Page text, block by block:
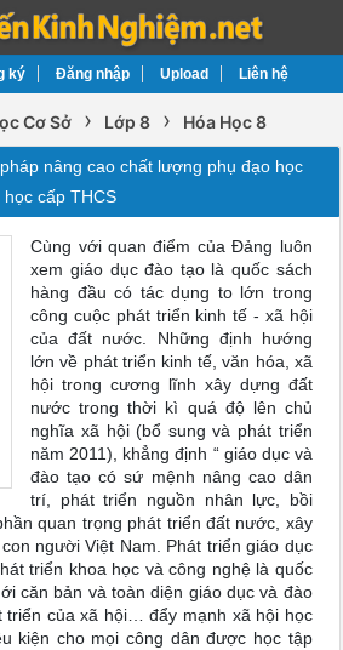
ký Đăng nhập Upload Liên hệ
Cơ Sở › Lớp 8 › Hóa Học 8
nâng cao chất lượng phụ đạo học
cấp THCS
Cùng với quan điểm của Đảng luôn
xem giáo dục đào tạo là quốc sách
hàng đầu có tác dụng to lớn trong
công cuộc phát triển kinh tế - xã hội
của đất nước. Những định hướng
lớn về phát triển kinh tế, văn hóa, xã
hội trong cương lĩnh xây dựng đất
nước trong thời kì quá độ lên chủ
nghĩa xã hội (bổ sung và phát triển
năm 2011), khẳng định “ giáo dục và
đào tạo có sứ mệnh nâng cao dân
trí, phát triển nguồn nhân lực, bồi
quan trọng phát triển đất nước, xây
người Việt Nam. Phát triển giáo dục
triển khoa học và công nghệ là quốc
căn bản và toàn diện giáo dục và đào
triển của xã hội… đẩy mạnh xã hội học
kiện cho mọi công dân được học tập